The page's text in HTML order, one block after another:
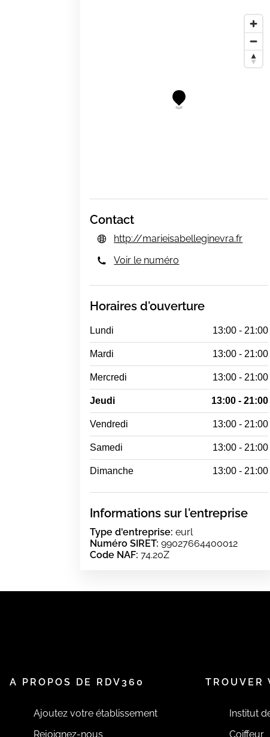
Contact
http://marieisabelleginevra.fr
Voir le numéro
Horaires d'ouverture
Lundi 13:00 - 21:00
Mardi 13:00 - 21:00
Mercredi 13:00 - 21:00
Jeudi 13:00 - 21:00
Vendredi 13:00 - 21:00
Samedi 13:00 - 21:00
Dimanche 13:00 - 21:00
Informations sur l'entreprise
Type d'entreprise: eurl
Numéro SIRET: 99027664400012
Code NAF: 74.20Z
A PROPOS DE RDV360
Ajoutez votre établissement
Rejoignez-nous
TROUVER
Institut
Coiffeur